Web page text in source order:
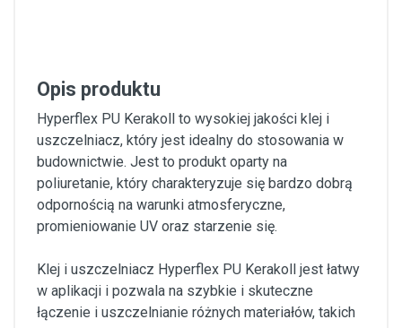
Opis produktu
Hyperflex PU Kerakoll to wysokiej jakości klej i
uszczelniacz, który jest idealny do stosowania w
budownictwie. Jest to produkt oparty na
poliuretanie, który charakteryzuje się bardzo dobrą
odpornością na warunki atmosferyczne,
promieniowanie UV oraz starzenie się.
Klej i uszczelniacz Hyperflex PU Kerakoll jest łatwy
w aplikacji i pozwala na szybkie i skuteczne
łączenie i uszczelnianie różnych materiałów, takich